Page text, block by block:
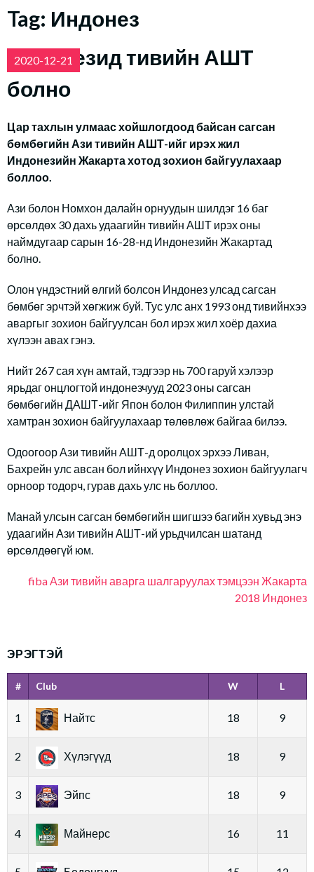
Tag: Индонез
2020-12-21
Индонезид тивийн АШТ
болно
Цар тахлын улмаас хойшлогдоод байсан сагсан
бөмбөгийн Ази тивийн АШТ-ийг ирэх жил
Индонезийн Жакарта хотод зохион байгуулахаар
боллоо.
Ази болон Номхон далайн орнуудын шилдэг 16 баг
өрсөлдөх 30 дахь удаагийн тивийн АШТ ирэх оны
наймдугаар сарын 16-28-нд Индонезийн Жакартад
болно.
Олон үндэстний өлгий болсон Индонез улсад сагсан
бөмбөг эрчтэй хөгжиж буй. Тус улс анх 1993 онд тивийнхээ
аваргыг зохион байгуулсан бол ирэх жил хоёр дахиа
хүлээн авах гэнэ.
Нийт 267 сая хүн амтай, тэдгээр нь 700 гаруй хэлээр
ярьдаг онцлогтой индонезчууд 2023 оны сагсан
бөмбөгийн ДАШТ-ийг Япон болон Филиппин улстай
хамтран зохион байгуулахаар төлөвлөж байгаа билээ.
Одоогоор Ази тивийн АШТ-д оролцох эрхээ Ливан,
Бахрейн улс авсан бол ийнхүү Индонез зохион байгуулагч
орноор тодорч, гурав дахь улс нь боллоо.
Манай улсын сагсан бөмбөгийн шигшээ багийн хувьд энэ
удаагийн Ази тивийн АШТ-ий урьдчилсан шатанд
өрсөлдөөгүй юм.
fibaАзи тивийн аварга шалгаруулах тэмцээн Жакарта
2018 Индонез
ЭРЭГТЭЙ
# Club W L
1 Найтс 18 9
2 Хүлэгүүд 18 9
3 Эйпс 18 9
4 Майнерс 16 11